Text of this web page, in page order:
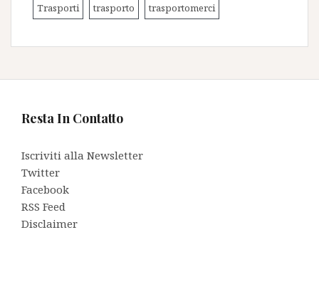
Trasporti trasporto trasportomerci
Resta In Contatto
Iscriviti alla Newsletter
Twitter
Facebook
RSS Feed
Disclaimer